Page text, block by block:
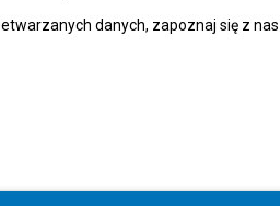
danych, zapoznaj się z